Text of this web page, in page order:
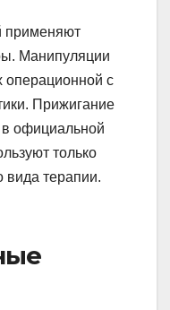
применяют
Манипуляции
операционной с
Прижигание
официальной
только
вида терапии.